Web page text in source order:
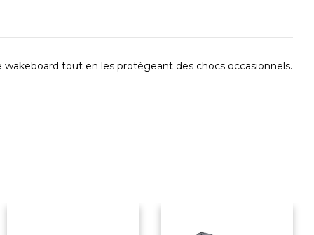
tout en les protégeant des chocs occasionnels.